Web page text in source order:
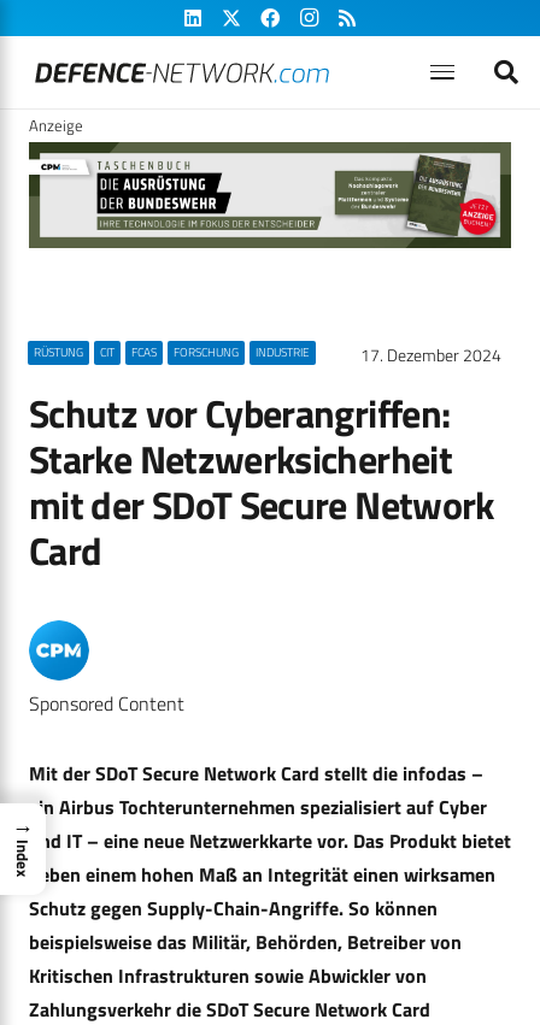
Anzeige
RÜSTUNG CIT FCAS FORSCHUNG INDUSTRIE 17. Dezember 2024
Schutz vor Cyberangriffen:
Starke Netzwerksicherheit
mit der SDoT Secure Network
Card
Sponsored Content
Mit der SDoT Secure Network Card stellt die infodas –
ein Airbus Tochterunternehmen spezialisiert auf Cyber
und IT – eine neue Netzwerkkarte vor. Das Produkt bietet
neben einem hohen Maß an Integrität einen wirksamen
Schutz gegen Supply-Chain-Angriffe. So können
beispielsweise das Militär, Behörden, Betreiber von
Kritischen Infrastrukturen sowie Abwickler von
Zahlungsverkehr die SDoT Secure Network Card
→
Index